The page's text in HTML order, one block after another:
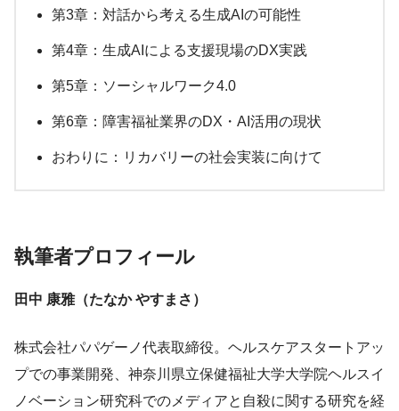
第3章：対話から考える生成AIの可能性
第4章：生成AIによる支援現場のDX実践
第5章：ソーシャルワーク4.0
第6章：障害福祉業界のDX・AI活用の現状
おわりに：リカバリーの社会実装に向けて
執筆者プロフィール
田中 康雅（たなか やすまさ）
株式会社パパゲーノ代表取締役。ヘルスケアスタートアッ
プでの事業開発、神奈川県立保健福祉大学大学院ヘルスイ
ノベーション研究科でのメディアと自殺に関する研究を経